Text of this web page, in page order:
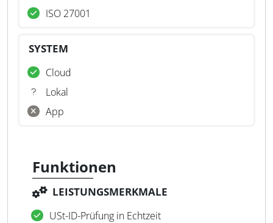
ISO 27001
SYSTEM
Cloud
Lokal
App
Funktionen
LEISTUNGSMERKMALE
USt-ID-Prüfung in Echtzeit